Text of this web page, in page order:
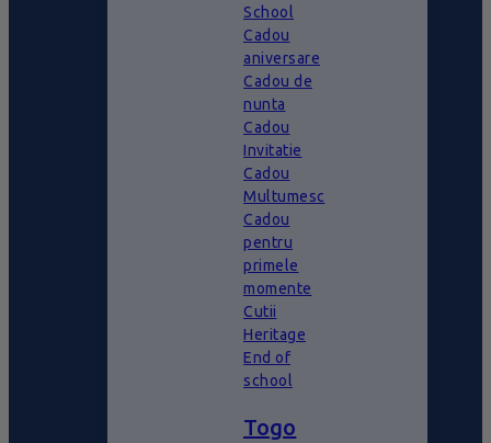
School
Cadou
aniversare
Cadou de
nunta
Cadou
Invitatie
Cadou
Multumesc
Cadou
pentru
primele
momente
Cutii
Heritage
End of
school
Togo